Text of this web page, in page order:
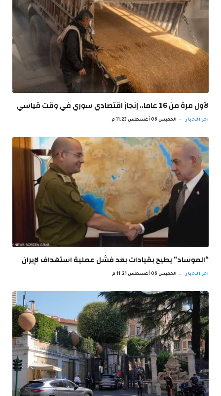
لأول مرة من 16 عاما.. إنجاز اقتصادي سوري في وقت قياسي
اخر الاخبار الخميس 06 أغسطس 11:23 م
“الموساد” يطيح بقيادات بعد فشل عملية استهداف لإيران
اخر الاخبار الخميس 06 أغسطس 11:21 م